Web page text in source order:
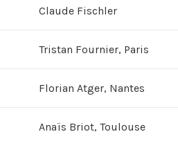
Claude Fischler
Tristan Fournier, Paris
Florian Atger, Nantes
Anaïs Briot, Toulouse